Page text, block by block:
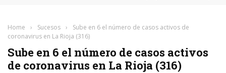
Home › Sucesos ›
Sube en 6 el número de casos activos de
coronavirus en La Rioja (316)
Sube en 6 el número de casos activos
de coronavirus en La Rioja (316)